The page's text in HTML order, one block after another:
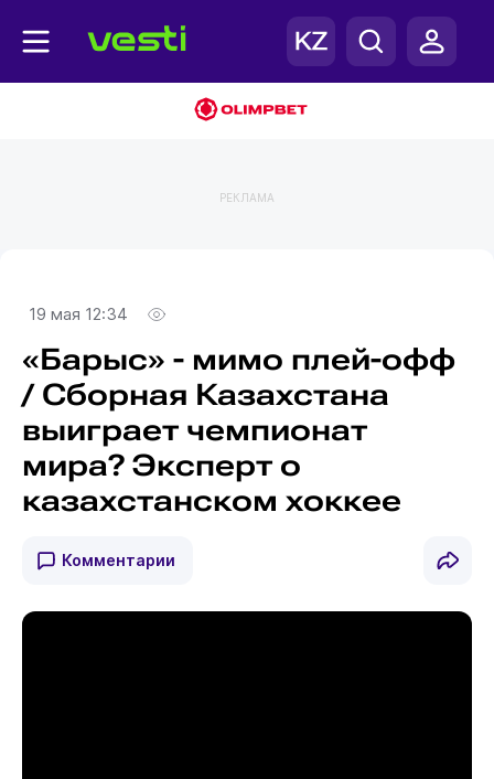
РЕКЛАМА
19 мая 12:34
«Барыс» - мимо плей-офф
/ Сборная Казахстана
выиграет чемпионат
мира? Эксперт о
казахстанском хоккее
Комментарии